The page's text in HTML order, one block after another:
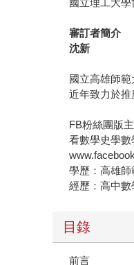
國立理工大
審訂者簡介
沈新
國立高雄師範
近年致力於推
FB粉絲團版主
看數學史學
學歷：高雄師
經歷：高中
目錄
前言